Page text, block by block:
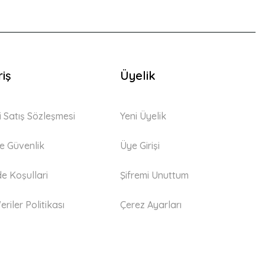
Sözleşmesi
Güvenlik
Koşullari
Politikası
Üyelik
Yeni Üyelik
Üye Girişi
Şifremi Unuttum
Çerez Ayarları